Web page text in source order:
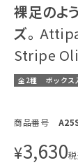
裸足のよ
ズ。
Stripe
全2種 ボックス
商品番号
¥3,630